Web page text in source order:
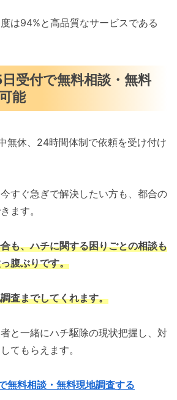
は94%と高品質なサービスである
受付で無料相談・無料
能
無休、24時間体制で依頼を受け付け
すぐ急ぎで解決したい方も、都合の
ます。
も、ハチに関する困りごとの相談も
腹ぶりです。
査までしてくれます。
と一緒にハチ駆除の現状把握し、対
てもらえます。
無料相談・無料現地調査する